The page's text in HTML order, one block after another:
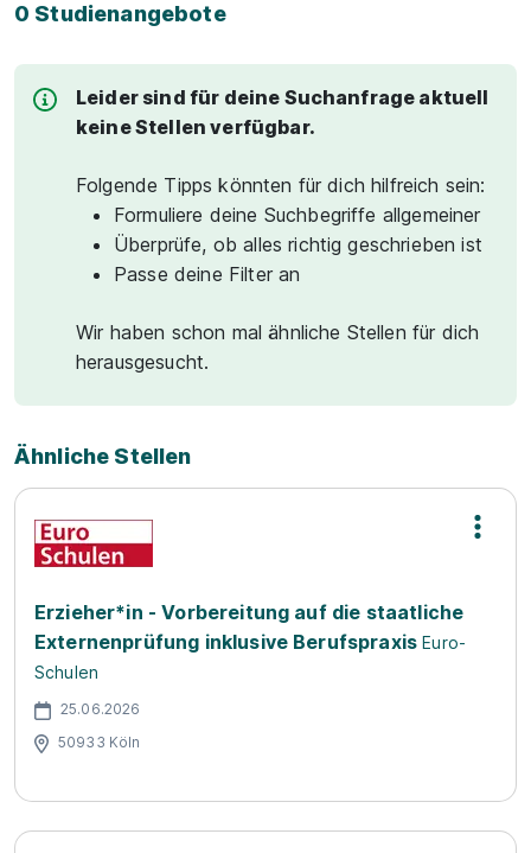
0 Studienangebote
Leider sind für deine Suchanfrage aktuell
keine Stellen verfügbar.
Folgende Tipps könnten für dich hilfreich sein:
Formuliere deine Suchbegriffe allgemeiner
Überprüfe, ob alles richtig geschrieben ist
Passe deine Filter an
Wir haben schon mal ähnliche Stellen für dich
herausgesucht.
Ähnliche Stellen
Erzieher*in - Vorbereitung auf die staatliche
Externenprüfung inklusive Berufspraxis Euro-
Schulen
25.06.2026
50933 Köln